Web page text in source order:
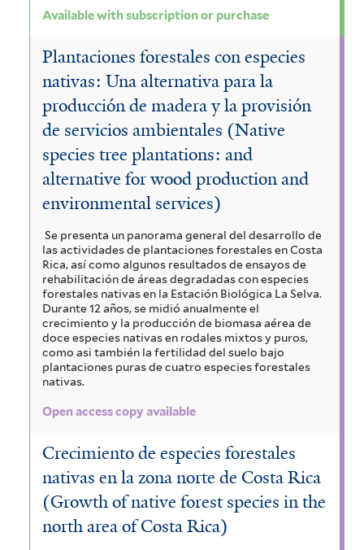
r
Available with subscription or purchase
Plantaciones forestales con especies
nativas: Una alternativa para la
producción de madera y la provisión
de servicios ambientales (Native
species tree plantations: and
alternative for wood production and
environmental services)
Se presenta un panorama general del desarrollo de
las actividades de plantaciones forestales en Costa
Rica, así como algunos resultados de ensayos de
rehabilitación de áreas degradadas con especies
forestales nativas en la Estación Biológica La Selva.
Durante 12 años, se midió anualmente el
crecimiento y la producción de biomasa aérea de
doce especies nativas en rodales mixtos y puros,
como asi también la fertilidad del suelo bajo
plantaciones puras de cuatro especies forestales
nativas.
Open access copy available
Crecimiento de especies forestales
nativas en la zona norte de Costa Rica
(Growth of native forest species in the
north area of Costa Rica)